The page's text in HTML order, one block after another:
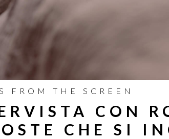
FROM THE SCREEN
CON
CHE SI